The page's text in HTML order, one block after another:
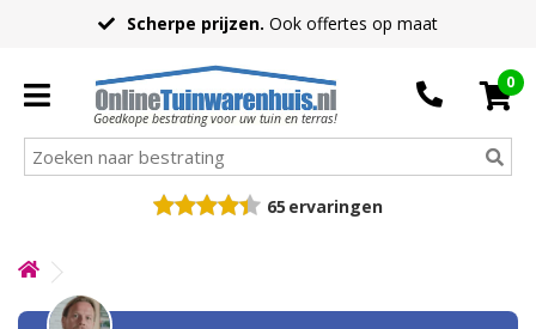
Scherpe prijzen. Ook offertes op maat
Goedkope bestrating voor uw tuin en terras!
0
65 ervaringen